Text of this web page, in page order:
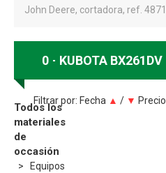
Todos los
materiales
de
occasión
Equipos
0 KUBOTA BX261DV
Filtrar por: Fecha ▲ / ▼ Precio